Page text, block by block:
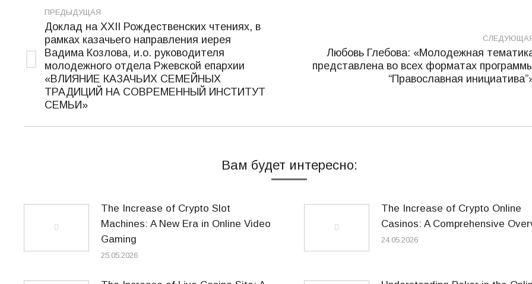
записям
ПРЕДЫДУЩАЯ
Предыдущая
запись:
Доклад на XXII Рождественских чтениях, в
рамках казачьего направления иерея
Вадима Козлова, и.о. руководителя
молодежного отдела Ржевской епархии
«ВЛИЯНИЕ КАЗАЧЬИХ СЕМЕЙНЫХ
ТРАДИЦИЙ НА СОВРЕМЕННЫЙ ИНСТИТУТ
СЕМЬИ»
Следующая
Любовь Глебова: «Молодежная
представлена во всех форматах
“Православная
Вам будет интересно:
The Increase of Crypto Slot
Machines: A New Era in Online Video
Gaming
25.05.2026
The Increase of Crypto Online
Casinos: A Comprehensive
24.05.2026